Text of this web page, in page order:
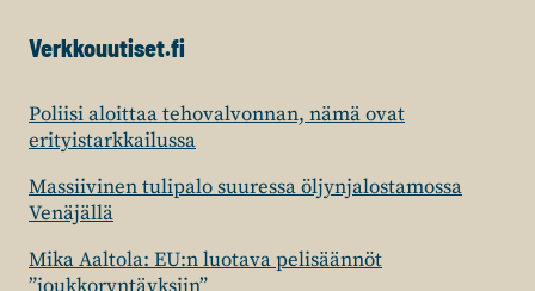
Verkkouutiset.fi
Poliisi aloittaa tehovalvonnan, nämä ovat
erityistarkkailussa
Massiivinen tulipalo suuressa öljynjalostamossa
Venäjällä
Mika Aaltola: EU:n luotava pelisäännöt